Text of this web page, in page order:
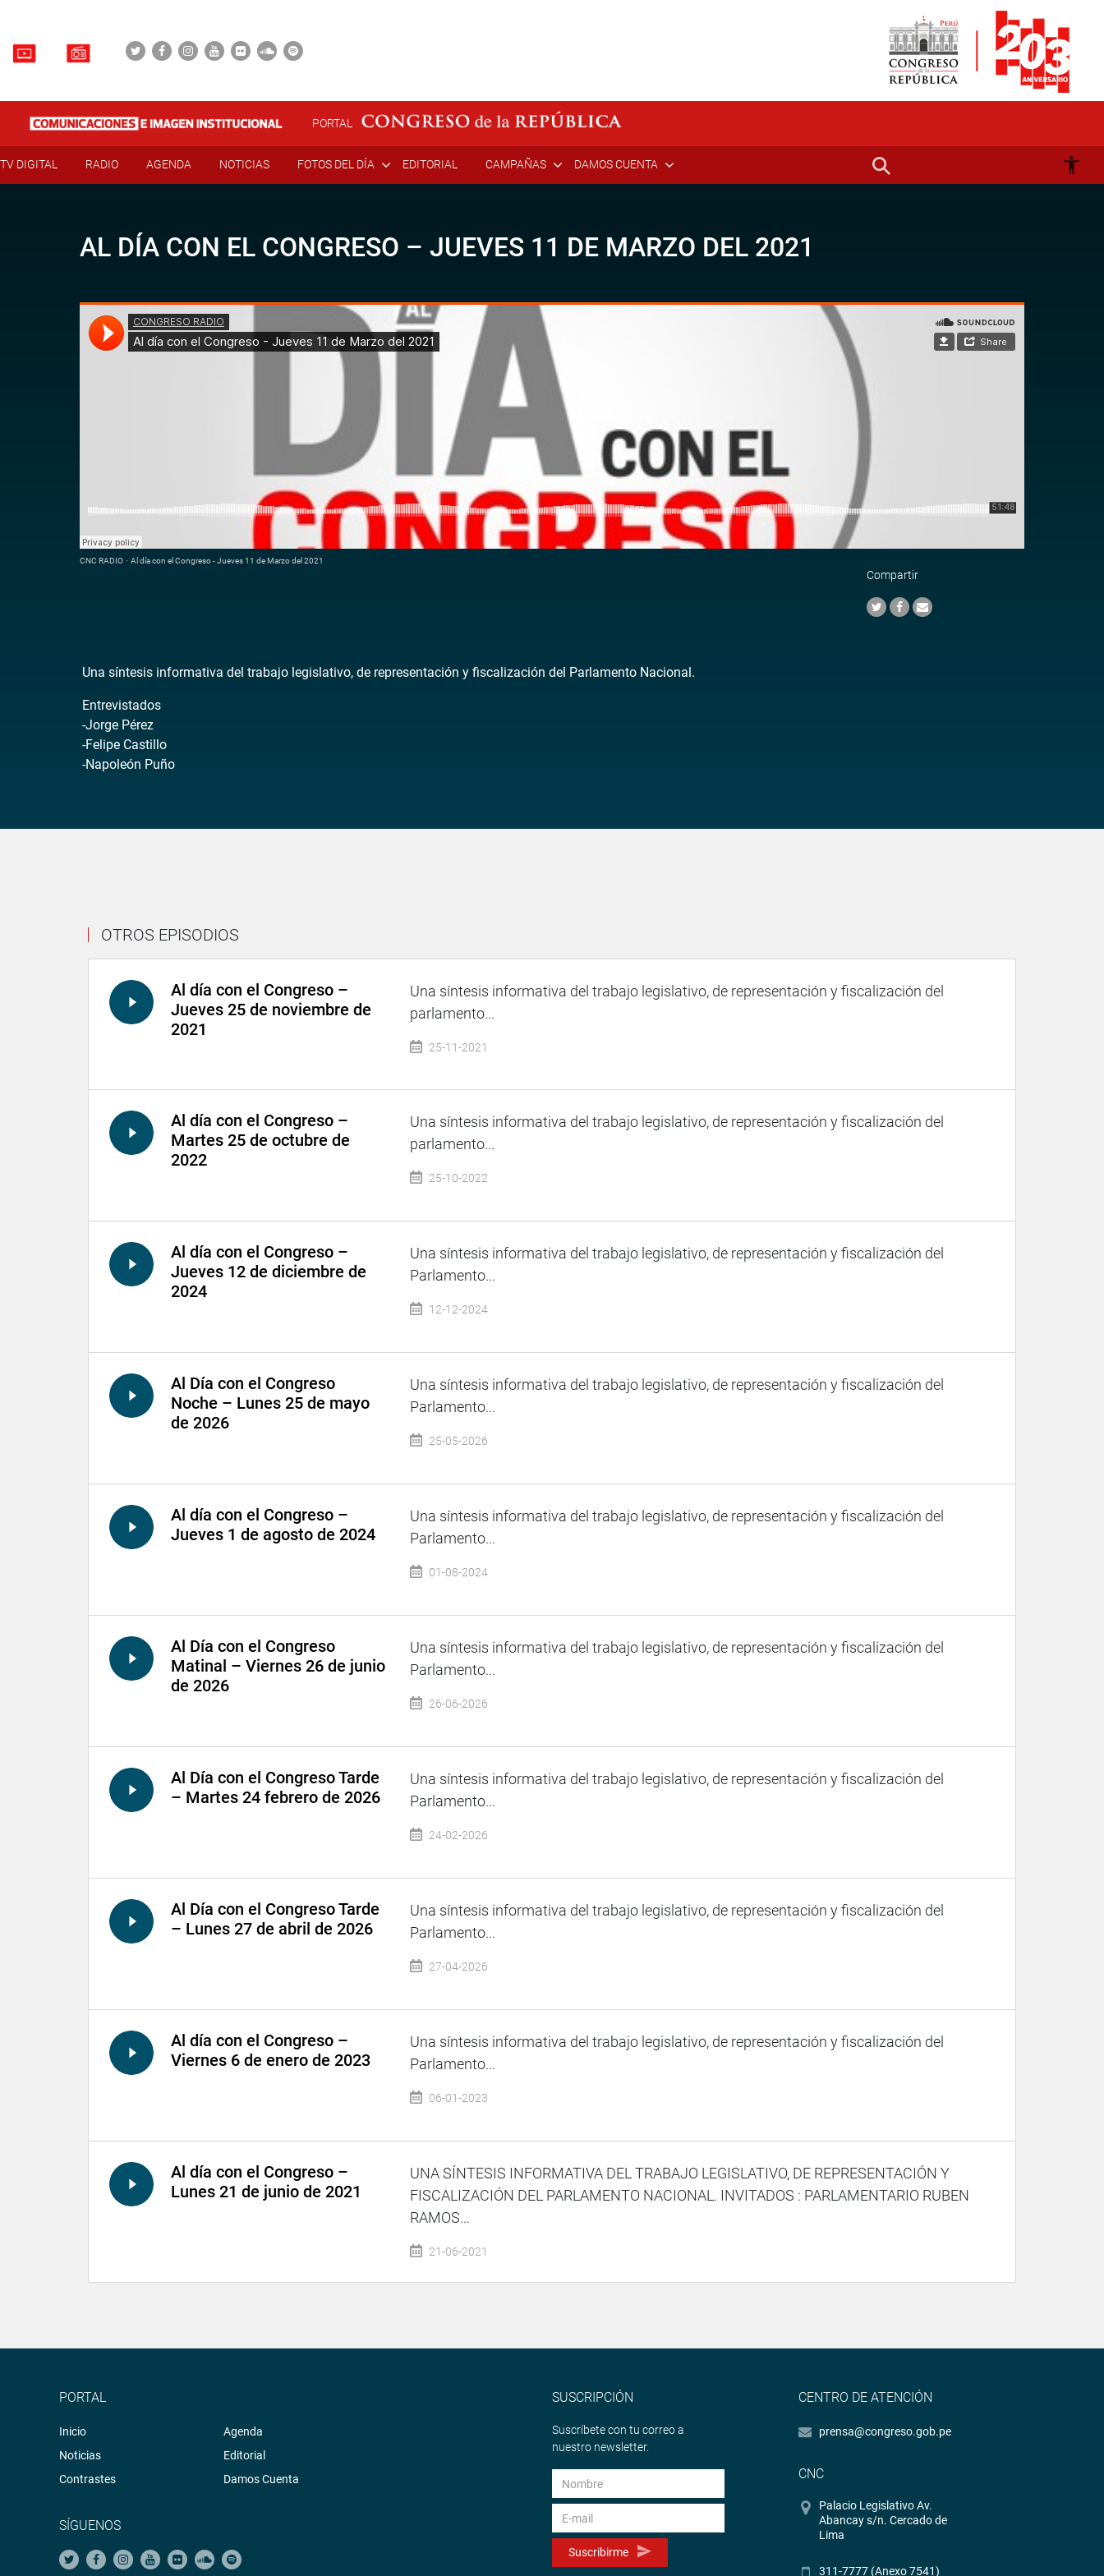
PORTAL
TV DIGITAL RADIO AGENDA NOTICIAS FOTOS DEL DÍA EDITORIAL CAMPAÑAS DAMOS CUENTA
AL DÍA CON EL CONGRESO – JUEVES 11 DE MARZO DEL 2021
CNC RADIO · Al día con el Congreso - Jueves 11 de Marzo del 2021
Compartir
Una síntesis informativa del trabajo legislativo, de representación y fiscalización del Parlamento Nacional.
Entrevistados
-Jorge Pérez
-Felipe Castillo
-Napoleón Puño
OTROS EPISODIOS
Al día con el Congreso –
Jueves 25 de noviembre de
2021
Una síntesis informativa del trabajo legislativo, de representación y fiscalización del
parlamento...
25-11-2021
Al día con el Congreso –
Martes 25 de octubre de
2022
Una síntesis informativa del trabajo legislativo, de representación y fiscalización del
parlamento...
25-10-2022
Al día con el Congreso –
Jueves 12 de diciembre de
2024
Una síntesis informativa del trabajo legislativo, de representación y fiscalización del
Parlamento...
12-12-2024
Al Día con el Congreso
Noche – Lunes 25 de mayo
de 2026
Una síntesis informativa del trabajo legislativo, de representación y fiscalización del
Parlamento...
25-05-2026
Al día con el Congreso –
Jueves 1 de agosto de 2024
Una síntesis informativa del trabajo legislativo, de representación y fiscalización del
Parlamento...
01-08-2024
Al Día con el Congreso
Matinal – Viernes 26 de junio
de 2026
Una síntesis informativa del trabajo legislativo, de representación y fiscalización del
Parlamento...
26-06-2026
Al Día con el Congreso Tarde
– Martes 24 febrero de 2026
Una síntesis informativa del trabajo legislativo, de representación y fiscalización del
Parlamento...
24-02-2026
Al Día con el Congreso Tarde
– Lunes 27 de abril de 2026
Una síntesis informativa del trabajo legislativo, de representación y fiscalización del
Parlamento...
27-04-2026
Al día con el Congreso –
Viernes 6 de enero de 2023
Una síntesis informativa del trabajo legislativo, de representación y fiscalización del
Parlamento...
06-01-2023
Al día con el Congreso –
Lunes 21 de junio de 2021
UNA SÍNTESIS INFORMATIVA DEL TRABAJO LEGISLATIVO, DE REPRESENTACIÓN Y
FISCALIZACIÓN DEL PARLAMENTO NACIONAL. INVITADOS : PARLAMENTARIO RUBEN
RAMOS...
21-06-2021
PORTAL
Inicio
Noticias
Contrastes
Agenda
Editorial
Damos Cuenta
SÍGUENOS
SUSCRIPCIÓN
Suscríbete con tu correo a
nuestro newsletter.
Suscribirme
CENTRO DE ATENCIÓN
prensa@congreso.gob.pe
CNC
Palacio Legislativo Av.
Abancay s/n. Cercado de
Lima
311-7777 (Anexo 7541)